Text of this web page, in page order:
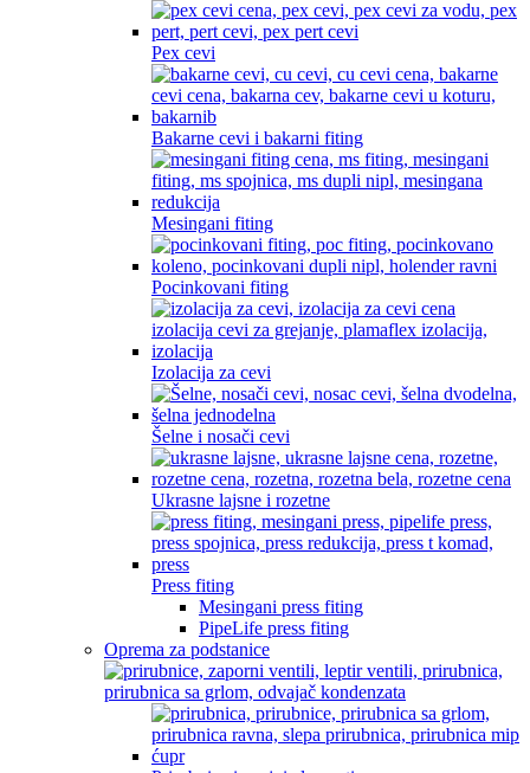
Pex cevi
Bakarne cevi i bakarni fiting
Mesingani fiting
Pocinkovani fiting
Izolacija za cevi
Šelne i nosači cevi
Ukrasne lajsne i rozetne
Press fiting
Mesingani press fiting
PipeLife press fiting
Oprema za podstanice